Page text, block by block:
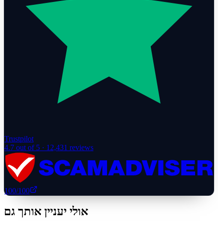
Trustpilot
4.7 out of 5 · 12,431 reviews
100/100
אולי יעניין אותך גם